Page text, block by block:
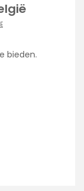
bieden.